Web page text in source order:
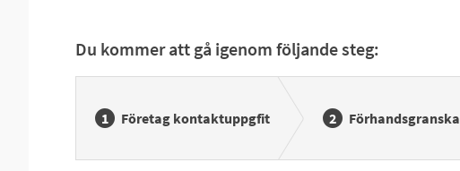
Du kommer att gå igenom följande steg:
Företag kontaktuppgfit Förhandsgranska